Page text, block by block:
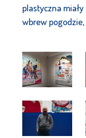
plastyczna
wbrew